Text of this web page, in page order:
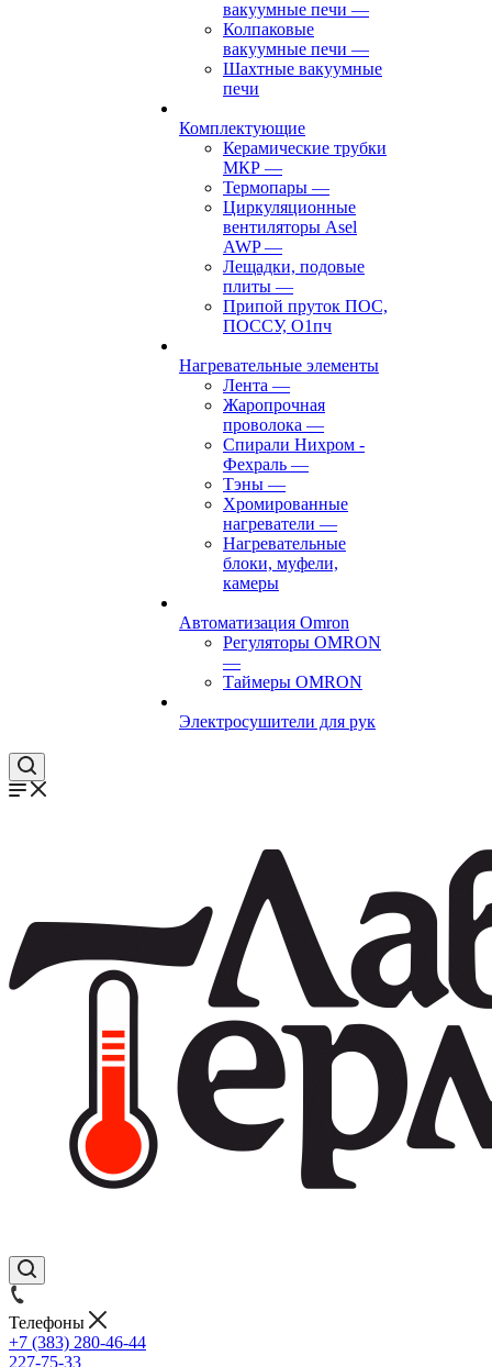
вакуумные печи —
Колпаковые
вакуумные печи —
Шахтные вакуумные
печи
Комплектующие
Керамические трубки
МКР —
Термопары —
Циркуляционные
вентиляторы Asel
AWP—
Лещадки, подовые
плиты —
Припой пруток ПОС,
ПОССУ, О1пч
Нагревательные элементы
Лента —
Жаропрочная
проволока —
Спирали Нихром -
Фехраль —
Тэны —
Хромированные
нагреватели —
Нагревательные
блоки, муфели,
камеры
Автоматизация Omron
Регуляторы OMRON
—
Таймеры OMRON
Электросушители для рук
Телефоны
+7 (383) 280-46-44
227-75-33